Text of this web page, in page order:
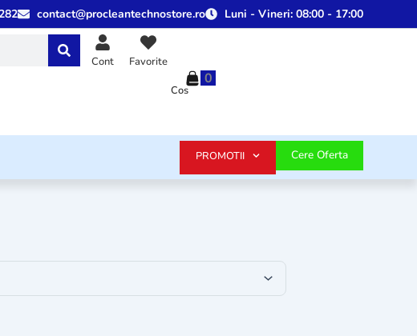
contact@procleantechnostore.ro Luni - Vineri:08:00 - 17:00
Cont Favorite
0
Cos
Cere Oferta
PROMOTII